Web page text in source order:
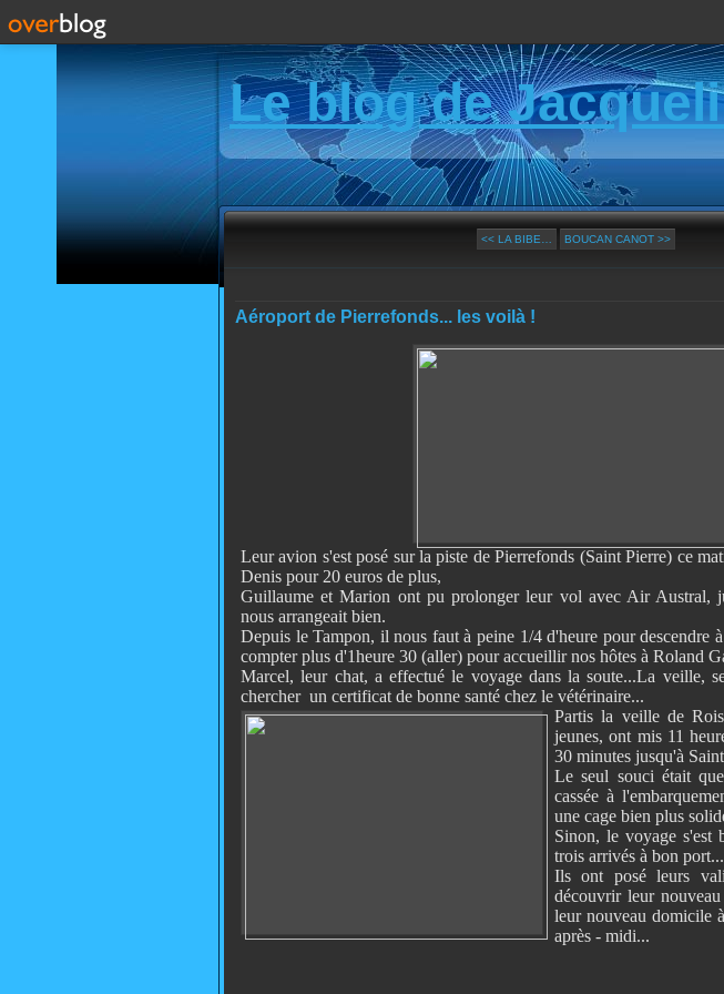
Le blog de
<< LA BIBE… BOUCAN CANOT >>
Aéroport de Pierrefonds... les voilà !
Leur avion s'est posé sur la piste de Pierrefonds (Saint Pierre) ce
Denis pour 20 euros de plus,
Guillaume et Marion ont pu prolonger leur vol avec Air Austral,
nous arrangeait bien.
Depuis le Tampon, il nous faut à peine 1/4 d'heure pour descendre
compter plus d'1heure 30 (aller) pour accueillir nos hôtes à Roland
Marcel, leur chat, a effectué le voyage dans la soute...La veille,
chercher un certificat de bonne santé chez le vétérinaire...
Partis la veille de
jeunes, ont mis 11
30 minutes jusqu'à
Le seul souci était
cassée à
une cage bien plus
Sinon, le voyage s'est
trois arrivés à bon port...
Ils ont posé leurs
découvrir leur
leur nouveau domicile
après - midi...